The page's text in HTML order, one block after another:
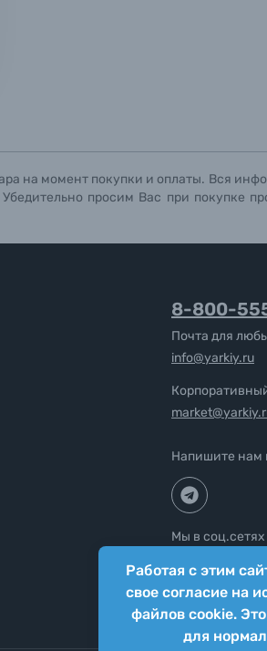
на момент покупки и оплаты. Вся
просим Вас при покупке
Работая с этим
свое согласие на
файлов cookie.
для
8-800-
Почта для
info@yarkiy.ru
Напишите нам
Мы в соц.сетях